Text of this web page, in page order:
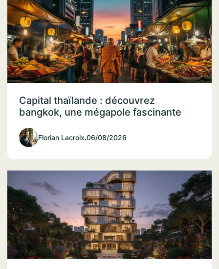
Capital thaïlande : découvrez
bangkok, une mégapole fascinante
Florian Lacroix.06/08/2026